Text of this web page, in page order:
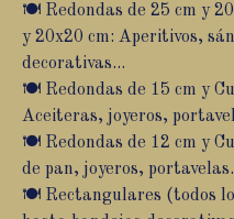
🍽️ Redondas de 25 cm y
y 20x20 cm: Aperitivos,
decorativas...
🍽️ Redondas de 15 cm y
Aceiteras, joyeros,
🍽️ Redondas de 12 cm y
de pan, joyeros,
🍽️ Rectangulares (todos